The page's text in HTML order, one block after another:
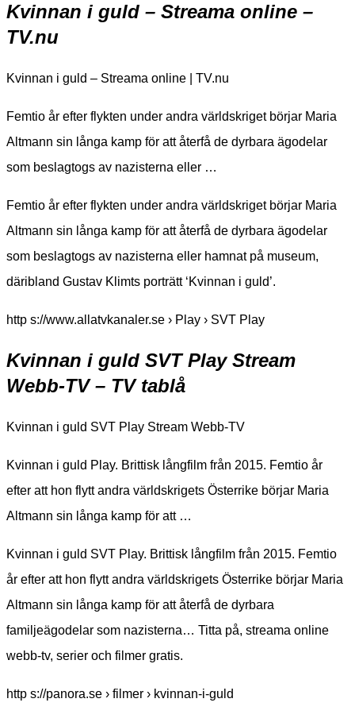
Kvinnan i guld – Streama online –
TV.nu
Kvinnan i guld – Streama online | TV.nu
Femtio år efter flykten under andra världskriget börjar Maria
Altmann sin långa kamp för att återfå de dyrbara ägodelar
som beslagtogs av nazisterna eller …
Femtio år efter flykten under andra världskriget börjar Maria
Altmann sin långa kamp för att återfå de dyrbara ägodelar
som beslagtogs av nazisterna eller hamnat på museum,
däribland Gustav Klimts porträtt ‘Kvinnan i guld’.
http s://www.allatvkanaler.se › Play › SVT Play
Kvinnan i guld SVT Play Stream
Webb-TV – TV tablå
Kvinnan i guld SVT Play Stream Webb-TV
Kvinnan i guld Play. Brittisk långfilm från 2015. Femtio år
efter att hon flytt andra världskrigets Österrike börjar Maria
Altmann sin långa kamp för att …
Kvinnan i guld SVT Play. Brittisk långfilm från 2015. Femtio
år efter att hon flytt andra världskrigets Österrike börjar Maria
Altmann sin långa kamp för att återfå de dyrbara
familjeägodelar som nazisterna… Titta på, streama online
webb-tv, serier och filmer gratis.
http s://panora.se › filmer › kvinnan-i-guld